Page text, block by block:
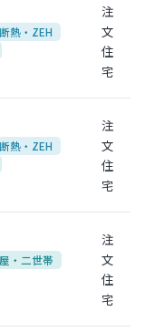
熱・ZEH
注
文
住
宅
熱・ZEH
注
文
住
宅
・二世帯
注
文
住
宅